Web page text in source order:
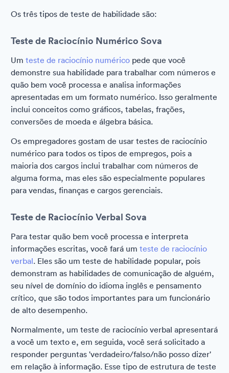
Os três tipos de teste de habilidade são:
Teste de Raciocínio Numérico Sova
Um teste de raciocínio numérico pede que você
demonstre sua habilidade para trabalhar com números e
quão bem você processa e analisa informações
apresentadas em um formato numérico. Isso geralmente
inclui conceitos como gráficos, tabelas, frações,
conversões de moeda e álgebra básica.
Os empregadores gostam de usar testes de raciocínio
numérico para todos os tipos de empregos, pois a
maioria dos cargos inclui trabalhar com números de
alguma forma, mas eles são especialmente populares
para vendas, finanças e cargos gerenciais.
Teste de Raciocínio Verbal Sova
Para testar quão bem você processa e interpreta
informações escritas, você fará um teste de raciocínio
verbal. Eles são um teste de habilidade popular, pois
demonstram as habilidades de comunicação de alguém,
seu nível de domínio do idioma inglês e pensamento
crítico, que são todos importantes para um funcionário
de alto desempenho.
Normalmente, um teste de raciocínio verbal apresentará
a você um texto e, em seguida, você será solicitado a
responder perguntas 'verdadeiro/falso/não posso dizer'
em relação à informação. Esse tipo de estrutura de teste